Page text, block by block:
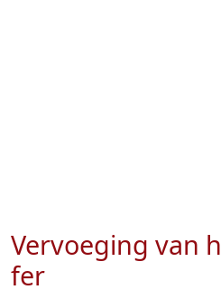
Vervoeging van
fer